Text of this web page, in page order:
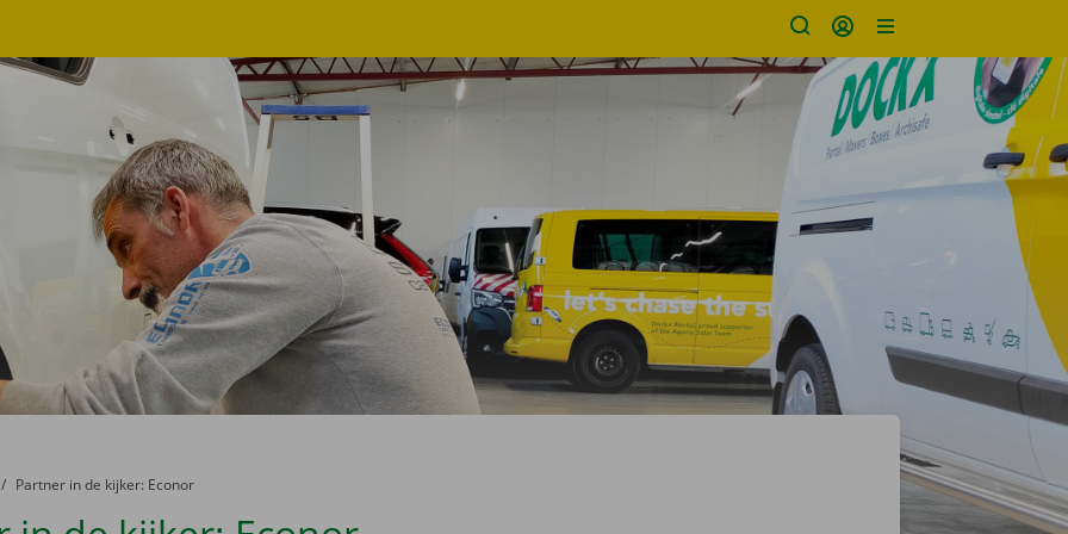
naar
Partner in de kijker: Econor